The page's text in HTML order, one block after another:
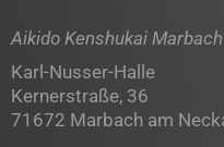
Aikido Kenshukai Marbach
Karl-Nusser-Halle
Kernerstraße, 36
71672 Marbach am